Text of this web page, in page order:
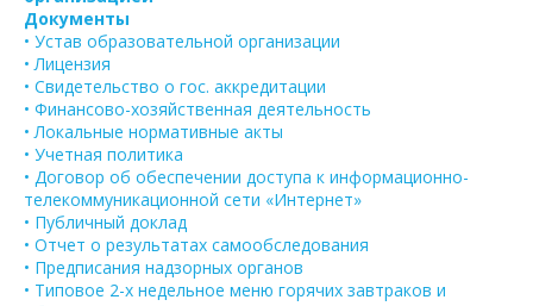
Документы
• Устав образовательной организации
• Лицензия
• Свидетельство о гос. аккредитации
• Финансово-хозяйственная деятельность
• Локальные нормативные акты
• Учетная политика
• Договор об обеспечении доступа к информационно-
телекоммуникационной сети «Интернет»
• Публичный доклад
• Отчет о результатах самообследования
• Предписания надзорных органов
• Типовое 2-х недельное меню горячих завтраков и